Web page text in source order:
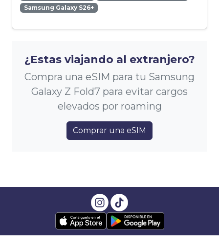
Samsung Galaxy S26+
¿Estas viajando al extranjero?
Compra una eSIM para tu Samsung
Galaxy Z Fold7 para evitar cargos
elevados por roaming
Comprar una eSIM